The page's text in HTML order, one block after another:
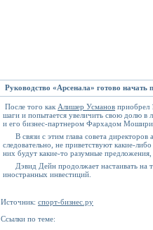
Руководство «Арсенала» готово
После того как Алишер Усманов приобрел
шаги и попытается увеличить свою долю в
и его бизнес-партнером Фархадом Мошири
В связи с этим глава совета директоров
следовательно, не приветствуют какие-
них будут какие-то разумные
Дэвид Дейн продолжает настаивать на
иностранных инвестиций.
Источник: спорт-бизнес.ру
Ссылки по теме: